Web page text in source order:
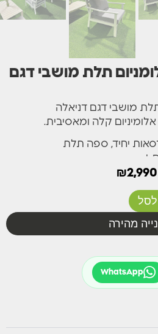
תלת מושבי דגם
מושבי דגם דניאלה
קלה ומאסיבית.
מורכבת מ2 כורסאות יחיד, ספה תלת
+
המספקות חוויית ישיבה מפנקת
למגע,
שליפה באמצעות רוכסן הנמצא
₪2,990
מהירה
WhatsApp